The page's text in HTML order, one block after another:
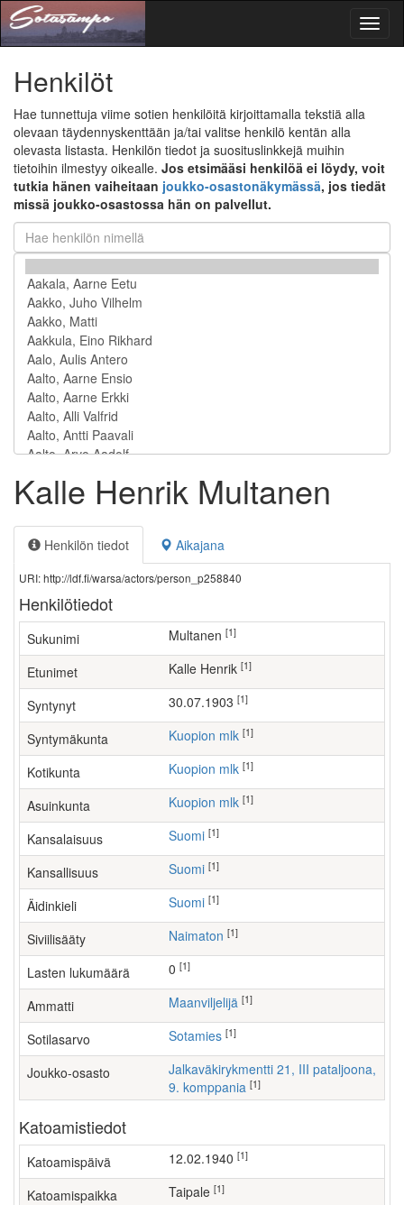
Henkilöt
Hae tunnettuja viime sotien henkilöitä kirjoittamalla tekstiä alla
olevaan täydennyskenttään ja/tai valitse henkilö kentän alla
olevasta listasta. Henkilön tiedot ja suosituslinkkejä muihin
tietoihin ilmestyy oikealle. Jos etsimääsi henkilöä ei löydy, voit
tutkia hänen vaiheitaan joukko-osastonäkymässä, jos tiedät
missä joukko-osastossa hän on palvellut.
Kalle Henrik Multanen
Henkilön tiedot Aikajana
URI: http://ldf.fi/warsa/actors/person_p258840
Henkilötiedot
Sukunimi Multanen [1]
Etunimet Kalle Henrik [1]
Syntynyt 30.07.1903 [1]
Syntymäkunta Kuopion mlk [1]
Kotikunta Kuopion mlk [1]
Asuinkunta Kuopion mlk [1]
Kansalaisuus Suomi [1]
Kansallisuus Suomi [1]
Äidinkieli Suomi [1]
Siviilisääty Naimaton [1]
Lasten lukumäärä [1]
Ammatti maanviljelijä [1]
Sotilasarvo Sotamies [1]
Joukko-osasto
Jalkaväkirykmentti 21, III pataljoona,
9. komppania [1]
Katoamistiedot
Katoamispäivä 12.02.1940 [1]
Katoamispaikka Taipale [1]